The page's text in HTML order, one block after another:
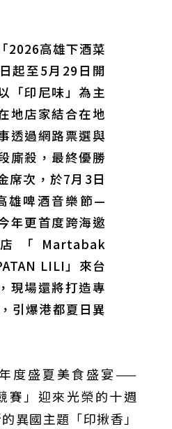
空封小熊奪第3勝！宰制力複製
世代傳承
節政大登場 結合大文山友善食農與地方創生
！德國Walther Rathenau師生
文化與前瞻工業實作
夏水域系列活動本周六起兩地
校「游於藝」成果展 導覽小
風俗
突破4,000萬人次 「天空綠
金甌女中師生齊聚《飛吧！熊
化與生態永續教育
！「藝馬登豐」2026台灣工
變遷真相
嶼天空號」首航臺中港 參山處
江啟臣偕運彩公會挺萬和國
小將 4 月全中運奪金
年的堅持！ 中山醫大牙醫系
2026高雄下酒菜
起至5月29日開
「印尼味」為主
地店家結合在地
透過網路票選與
廝殺，最終優勝
席次，於7月3日
雄啤酒音樂節—
年更首度跨海邀
「Martabak
LILI」來台
現場還將打造專
引爆港都夏日異
度盛夏美食盛宴——
賽」迎來光榮的十週
異國主題「印揪香」